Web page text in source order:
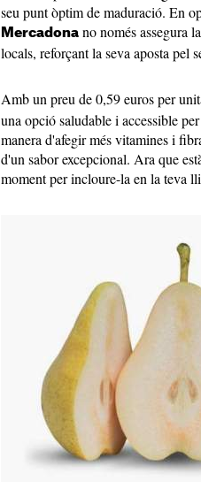
seu punt òptim de maduració. En
Mercadona no només assegura
locals, reforçant la seva aposta pel
Amb un preu de 0,59 euros per
una opció saludable i accessible
manera d'afegir més vitamines i
d'un sabor excepcional. Ara que
moment per incloure-la en la teva